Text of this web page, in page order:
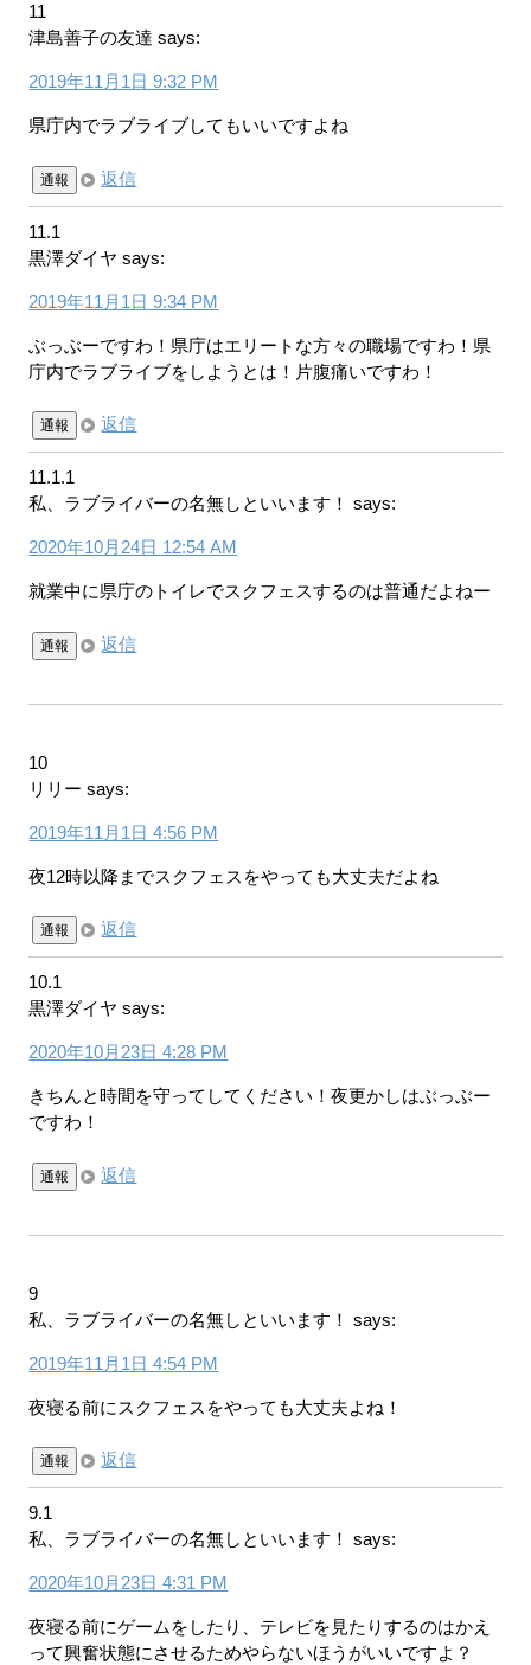
11
津島善子の友達 says:
2019年11月1日 9:32 PM
県庁内でラブライブしてもいいですよね
通報 返信
11.1
黒澤ダイヤ says:
2019年11月1日 9:34 PM
ぶっぶーですわ！県庁はエリートな方々の職場ですわ！県
庁内でラブライブをしようとは！片腹痛いですわ！
通報 返信
11.1.1
私、ラブライバーの名無しといいます！
says:
2020年10月24日 12:54 AM
就業中に県庁のトイレでスクフェスするのは普通だよねー
通報 返信
10
リリー says:
2019年11月1日 4:56 PM
夜12時以降までスクフェスをやっても大丈夫だよね
通報 返信
10.1
黒澤ダイヤ says:
2020年10月23日 4:28 PM
きちんと時間を守ってしてください！夜更かしはぶっぶー
ですわ！
通報 返信
9
私、ラブライバーの名無しといいます！
says:
2019年11月1日 4:54 PM
夜寝る前にスクフェスをやっても大丈夫よね！
通報 返信
9.1
私、ラブライバーの名無しといいます！
says:
2020年10月23日 4:31 PM
夜寝る前にゲームをしたり、テレビを見たりするのはかえ
って興奮状態にさせるためやらないほうがいいですよ？